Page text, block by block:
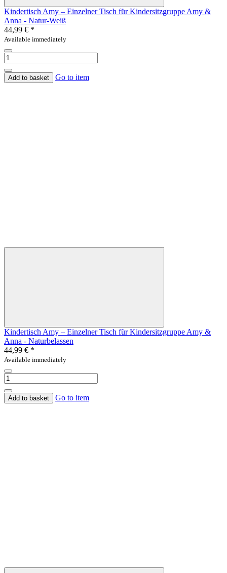
Kindertisch Amy – Einzelner Tisch für Kindersitzgruppe Amy &
Anna - Natur-Weiß
44,99 € *
Available immediately
Add to basket Go to item
Kindertisch Amy – Einzelner Tisch für Kindersitzgruppe Amy &
Anna - Naturbelassen
44,99 € *
Available immediately
Add to basket Go to item